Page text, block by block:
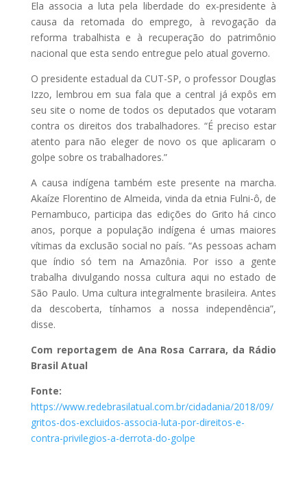
Ela associa a luta pela liberdade do ex-presidente à
causa da retomada do emprego, à revogação da
reforma trabalhista e à recuperação do patrimônio
nacional que esta sendo entregue pelo atual governo.
O presidente estadual da CUT-SP, o professor Douglas
Izzo, lembrou em sua fala que a central já expôs em
seu site o nome de todos os deputados que votaram
contra os direitos dos trabalhadores. “É preciso estar
atento para não eleger de novo os que aplicaram o
golpe sobre os trabalhadores.”
A causa indígena também este presente na marcha.
Akaíze Florentino de Almeida, vinda da etnia Fulni-ô, de
Pernambuco, participa das edições do Grito há cinco
anos, porque a população indígena é umas maiores
vítimas da exclusão social no país. “As pessoas acham
que índio só tem na Amazônia. Por isso a gente
trabalha divulgando nossa cultura aqui no estado de
São Paulo. Uma cultura integralmente brasileira. Antes
da descoberta, tínhamos a nossa independência”,
disse.
Com reportagem de Ana Rosa Carrara, da Rádio
Brasil Atual
Fonte:
https://www.redebrasilatual.com.br/cidadania/2018/09/
gritos-dos-excluidos-associa-luta-por-direitos-e-
contra-privilegios-a-derrota-do-golpe